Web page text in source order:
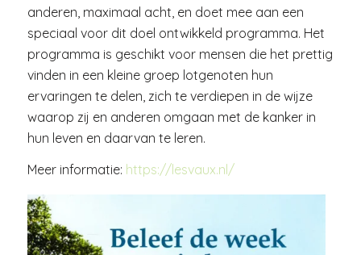
anderen, maximaal acht, en doet mee aan een
speciaal voor dit doel ontwikkeld programma. Het
programma is geschikt voor mensen die het prettig
vinden in een kleine groep lotgenoten hun
ervaringen te delen, zich te verdiepen in de wijze
waarop zij en anderen omgaan met de kanker in
hun leven en daarvan te leren.
Meer informatie: https://lesvaux.nl/